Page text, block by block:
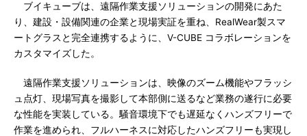
ブイキューブは、遠隔作業支援ソリューションの開発にあた
り、建設・設備関連の企業と現場実証を重ね、RealWear製スマ
ートグラスと完全連携するように、V-CUBE コラボレーションを
カスタマイズした。
遠隔作業支援ソリューションは、映像のズーム機能やフラッシ
ュ点灯、現場写真を撮影して本部側に送るなど業務の遂行に必要
な性能を実装している。騒音環境下でも遅延なくハンズフリーで
作業を進められ、フルハーネスに対応したハンズフリーも実現し